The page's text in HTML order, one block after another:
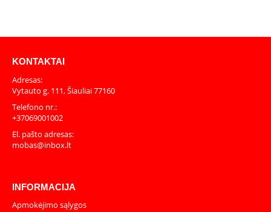
KONTAKTAI
Adresas:
Vytauto g. 111, Šiauliai 77160
Telefono nr.:
+37069001002
El. pašto adresas:
mobas@inbox.lt
INFORMACIJA
Apmokėjimo sąlygos